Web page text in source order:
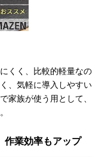
くく、比較的軽量なの
、気軽に導入しやすい
家族が使う用として、
作業効率もアップ